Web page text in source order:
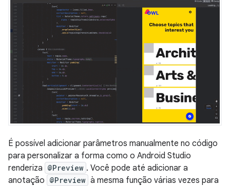
É possível adicionar parâmetros manualmente no código
para personalizar a forma como o Android Studio
renderiza @Preview . Você pode até adicionar a
anotação @Preview à mesma função várias vezes para